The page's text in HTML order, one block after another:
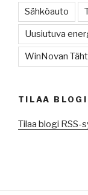
Sähköauto
Uusiutuva
WinNovan
TILAA BLOGI
Tilaa blogi RSS-